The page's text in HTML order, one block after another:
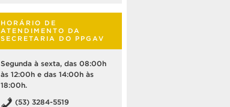
HORÁRIO DE
ATENDIMENTO DA
SECRETARIA DO PPGAV
Segunda à sexta, das 08:00h
às 12:00h e das 14:00h às
18:00h.
(53) 3284-5519